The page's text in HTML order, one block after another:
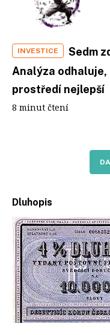
INVESTICE
Sedm
Analýza
prostředí nejlepší
8 minut čtení
Dluhopis